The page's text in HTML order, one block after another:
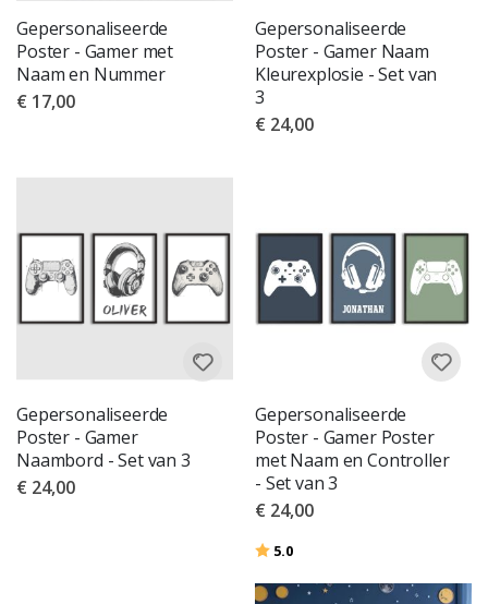
Gepersonaliseerde
Poster - Gamer met
Naam en Nummer
€ 17,00
Gepersonaliseerde
Poster - Gamer Naam
Kleurexplosie - Set van
3
€ 24,00
Gepersonaliseerde
Poster - Gamer
Naambord - Set van 3
€ 24,00
Gepersonaliseerde
Poster - Gamer Poster
met Naam en Controller
- Set van 3
€ 24,00
Beoordeling:
5.0